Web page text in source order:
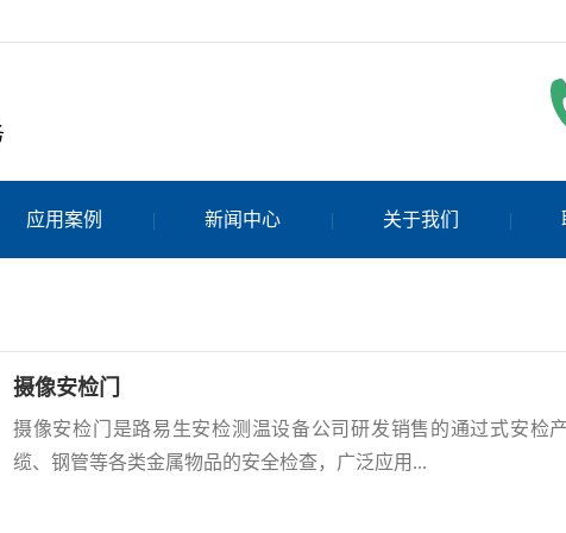
应用案例 新闻中心 关于我们
摄像安检门
摄像安检门是路易生安检测温设备公司研发销售的通过式安检
缆、钢管等各类金属物品的安全检查，广泛应用...